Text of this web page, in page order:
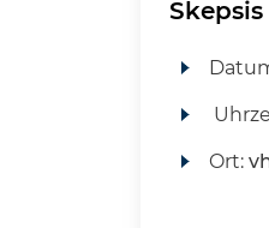
Skepsis
Ort: